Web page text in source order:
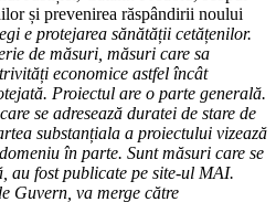
și prevenirea răspândirii noului
e protejarea sănătății cetățenilor.
de măsuri, măsuri care sa
economice astfel încât
Proiectul are o parte generală.
se adresează duratei de stare de
substanțiala a proiectului vizează
în parte. Sunt măsuri care se
au fost publicate pe site-ul MAI.
Guvern, va merge către